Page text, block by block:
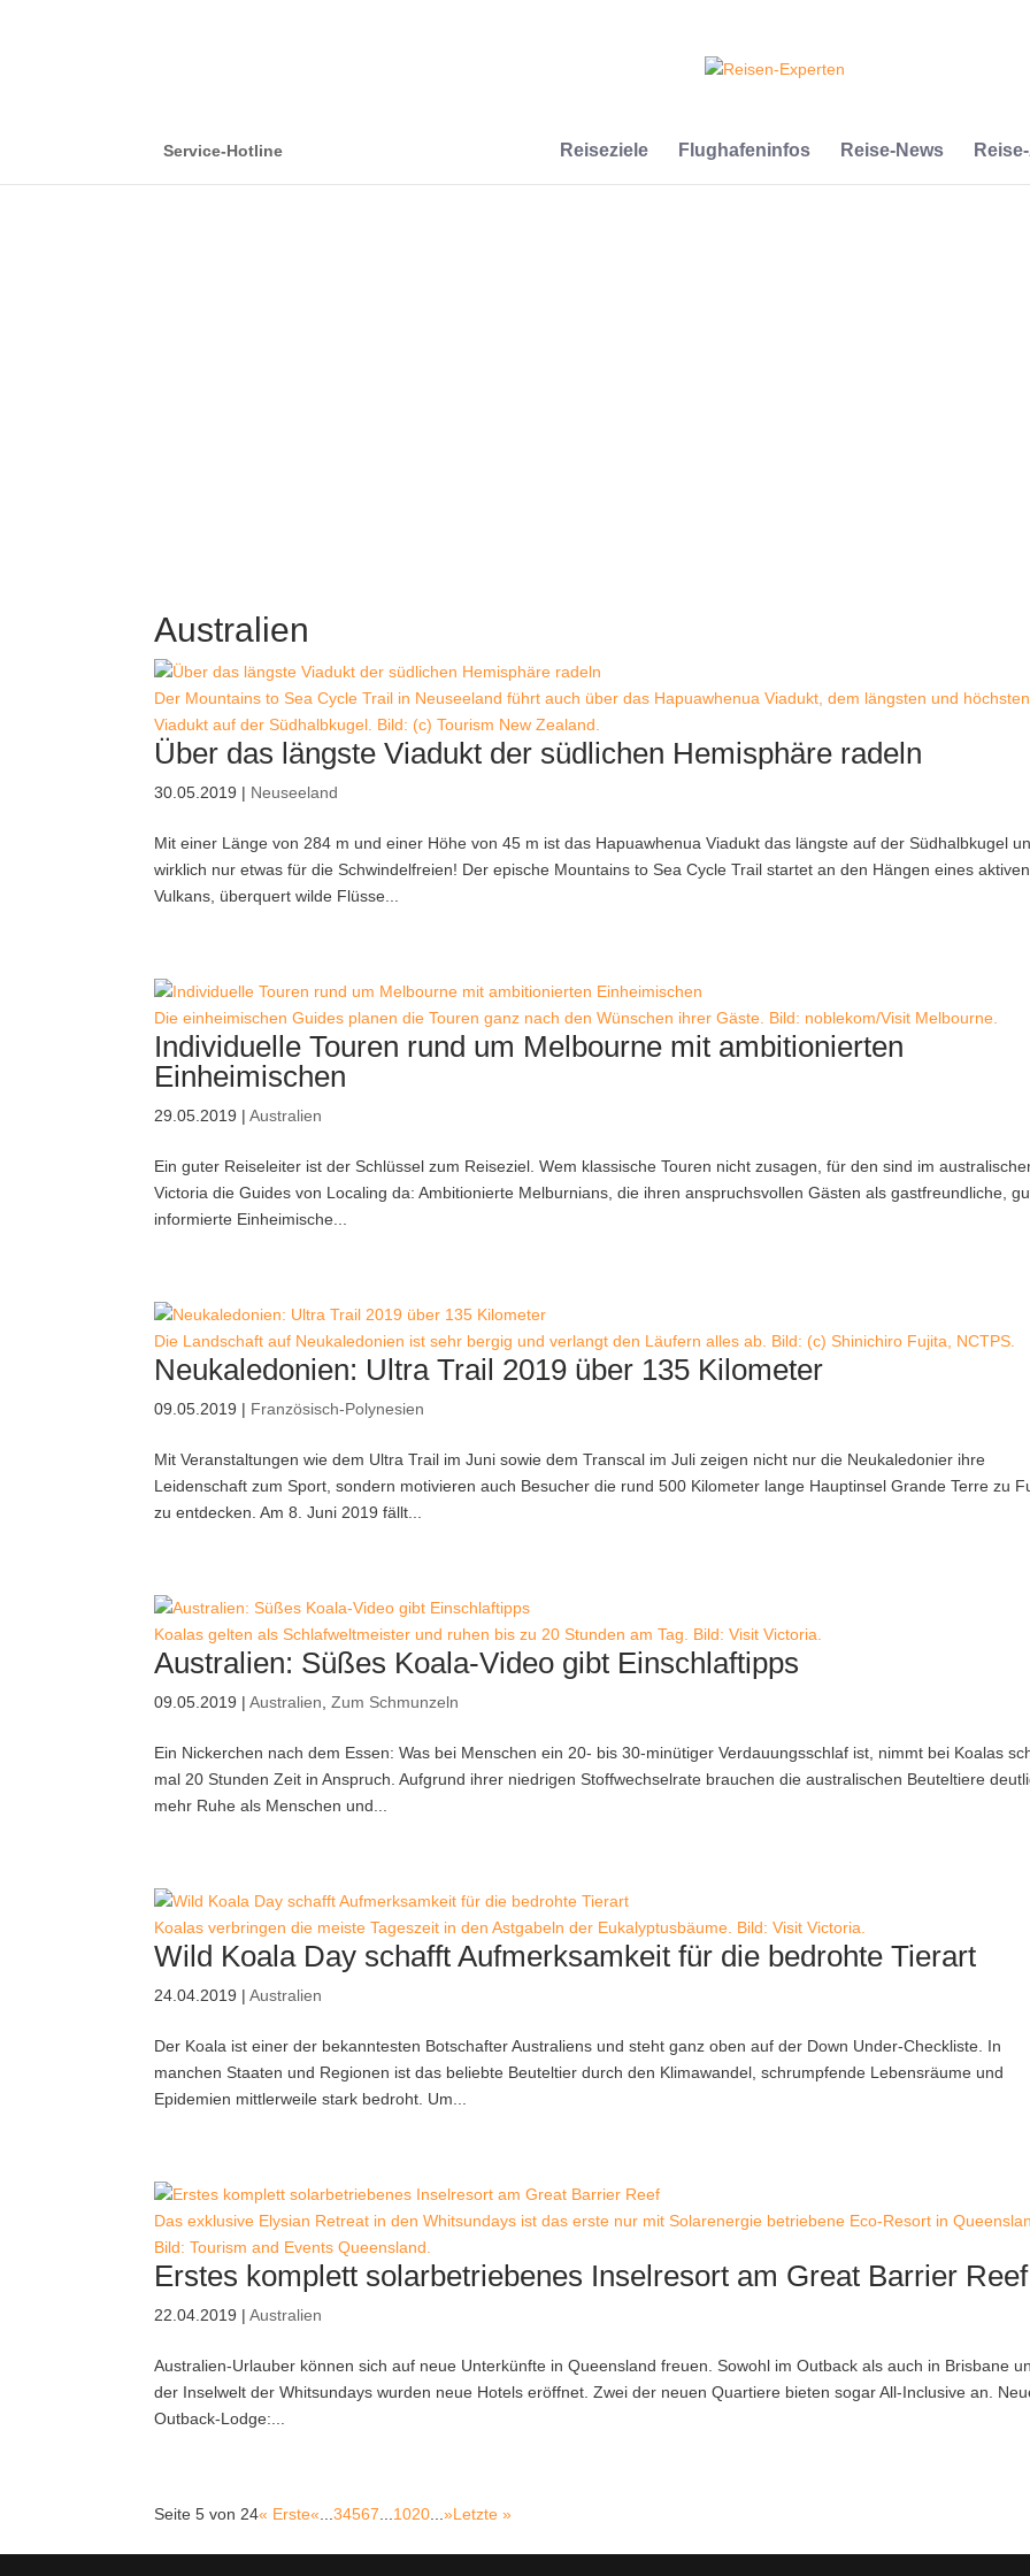
Service-Hotline Reiseziele Flughafeninfos Reise-News
Australien
Der Mountains to Sea Cycle Trail in Neuseeland führt auch über das Hapuawhenua Viadukt, dem längsten und höchsten
Viadukt auf der Südhalbkugel. Bild: (c) Tourism New Zealand.
Über das längste Viadukt der südlichen Hemisphäre radeln
30.05.2019 | Neuseeland
Mit einer Länge von 284 m und einer Höhe von 45 m ist das Hapuawhenua Viadukt das längste auf der Südhalbkugel
wirklich nur etwas für die Schwindelfreien! Der epische Mountains to Sea Cycle Trail startet an den Hängen eines aktiven
Vulkans, überquert wilde Flüsse...
Die einheimischen Guides planen die Touren ganz nach den Wünschen ihrer Gäste. Bild: noblekom/Visit Melbourne.
Individuelle Touren rund um Melbourne mit ambitionierten
Einheimischen
29.05.2019 |Australien
Ein guter Reiseleiter ist der Schlüssel zum Reiseziel. Wem klassische Touren nicht zusagen, für den sind im
Victoria die Guides von Localing da: Ambitionierte Melburnians, die ihren anspruchsvollen Gästen als gastfreundliche,
informierte Einheimische...
Die Landschaft auf Neukaledonien ist sehr bergig und verlangt den Läufern alles ab. Bild: (c) Shinichiro Fujita, NCTPS.
Neukaledonien: Ultra Trail 2019 über 135 Kilometer
09.05.2019 | Französisch-Polynesien
Mit Veranstaltungen wie dem Ultra Trail im Juni sowie dem Transcal im Juli zeigen nicht nur die Neukaledonier ihre
Leidenschaft zum Sport, sondern motivieren auch Besucher die rund 500 Kilometer lange Hauptinsel Grande Terre zu
zu entdecken. Am 8. Juni 2019 fällt...
Koalas gelten als Schlafweltmeister und ruhen bis zu 20 Stunden am Tag. Bild: Visit Victoria.
Australien: Süßes Koala-Video gibt Einschlaftipps
09.05.2019 |Australien ,Zum Schmunzeln
Ein Nickerchen nach dem Essen: Was bei Menschen ein 20- bis 30-minütiger Verdauungsschlaf ist, nimmt bei Koalas
mal 20 Stunden Zeit in Anspruch. Aufgrund ihrer niedrigen Stoffwechselrate brauchen die australischen Beuteltiere
mehr Ruhe als Menschen und...
Koalas verbringen die meiste Tageszeit in den Astgabeln der Eukalyptusbäume. Bild: Visit Victoria.
Wild Koala Day schafft Aufmerksamkeit für die bedrohte Tierart
24.04.2019 |Australien
Der Koala ist einer der bekanntesten Botschafter Australiens und steht ganz oben auf der Down Under-Checkliste. In
manchen Staaten und Regionen ist das beliebte Beuteltier durch den Klimawandel, schrumpfende Lebensräume und
Epidemien mittlerweile stark bedroht. Um...
Das exklusive Elysian Retreat in den Whitsundays ist das erste nur mit Solarenergie betriebene Eco-Resort in
Bild: Tourism and Events Queensland.
Erstes komplett solarbetriebenes Inselresort am Great Barrier Reef
22.04.2019 |Australien
Australien-Urlauber können sich auf neue Unterkünfte in Queensland freuen. Sowohl im Outback als auch in Brisbane
der Inselwelt der Whitsundays wurden neue Hotels eröffnet. Zwei der neuen Quartiere bieten sogar All-Inclusive an.
Outback-Lodge:...
Seite 5 von 24« Erste« ...34567 1020 ...»Letzte »